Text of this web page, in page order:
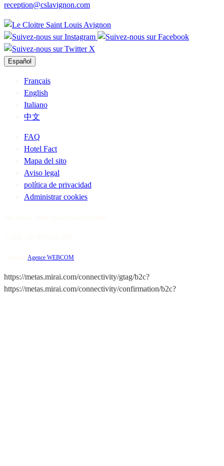
reception@cslavignon.com
Español
Français
English
Italiano
中文
FAQ
Hotel Fact
Mapa del sito
Aviso legal
política de privacidad
Administrar cookies
Agence WEBCOM
https://metas.mirai.com/connectivity/gtag/b2c?
https://metas.mirai.com/connectivity/confirmation/b2c?